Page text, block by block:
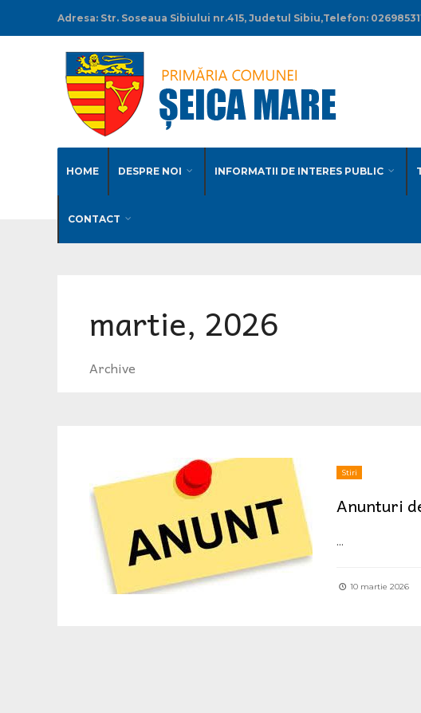
Adresa: Str. Soseaua Sibiului nr.415, Judetul Sibiu,Telefon:
HOME DESPRE NOI INFORMATII DE INTERES PUBLIC
CONTACT
martie, 2026
Archive
Stiri
Anunturi
...
10 martie 2026